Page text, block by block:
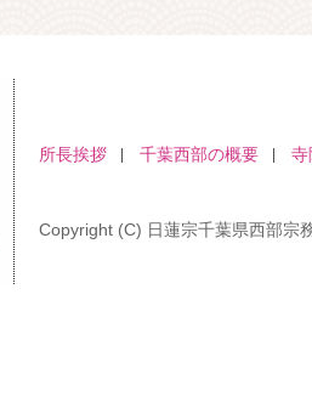
所長挨拶 千葉西部の概要 寺
Copyright (C) 日蓮宗千葉県西部宗